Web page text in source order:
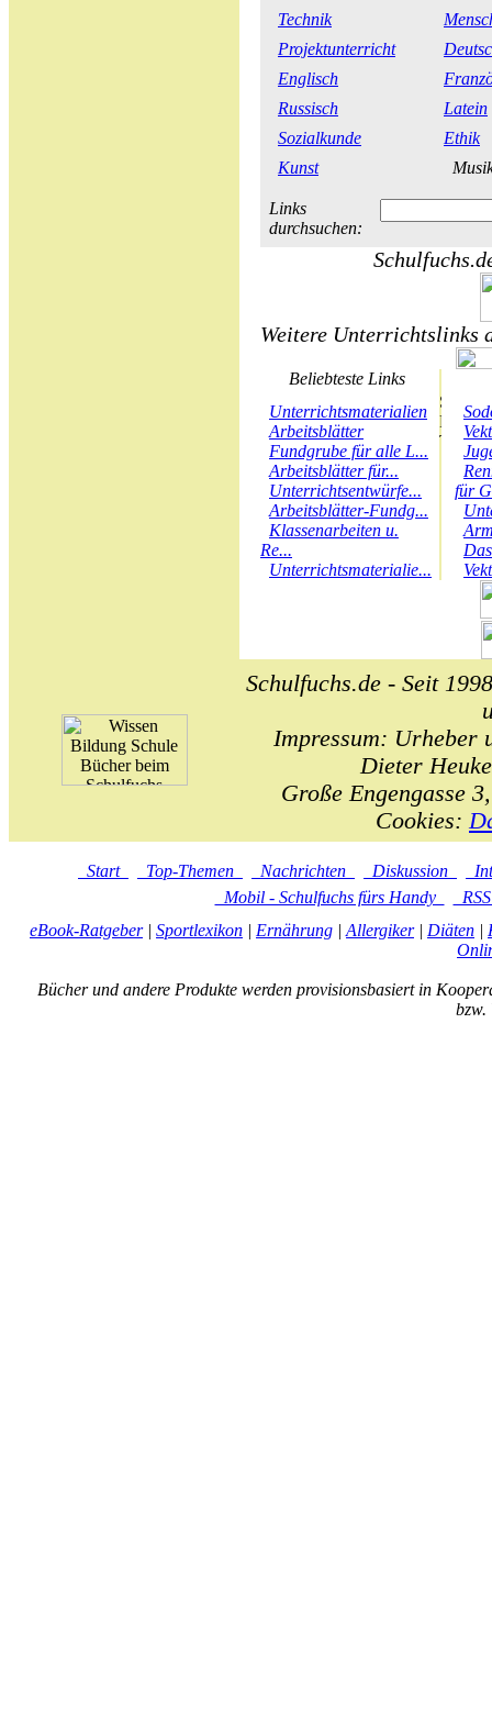
Technik
Projektunterricht
Englisch
Russisch
Latein
Sozialkunde
Ethik
Kunst
Links
durchsuchen:
Weitere Unterrichtslinks
Beliebteste Links
Unterrichtsmaterialien
Arbeitsblätter
Fundgrube für alle L...
Arbeitsblätter für...
Unterrichtsentwürfe...
Arbeitsblätter-Fundg...
Klassenarbeiten u.
Re...
Unterrichtsmaterialie...
für
Schulfuchs.de - Seit
Impressum: Urheber
Dieter
Große Engengasse
Cookies:
Start Top-Themen Nachrichten Diskussion
Mobil - Schulfuchs fürs Handy
eBook-Ratgeber| Sportlexikon | Ernährung | Allergiker| Diäten |
Bücher und andere Produkte werden provisionsbasiert in
bzw.